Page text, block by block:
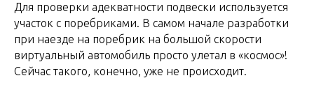
Для проверки адекватности подвески используется
участок с поребриками. В самом начале разработки
при наезде на поребрик на большой скорости
виртуальный автомобиль просто улетал в «космос»!
Сейчас такого, конечно, уже не происходит.